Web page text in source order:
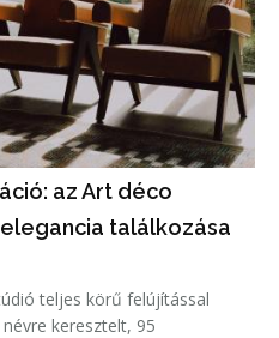
az Art déco
találkozása
teljes körű felújítással
keresztelt, 95